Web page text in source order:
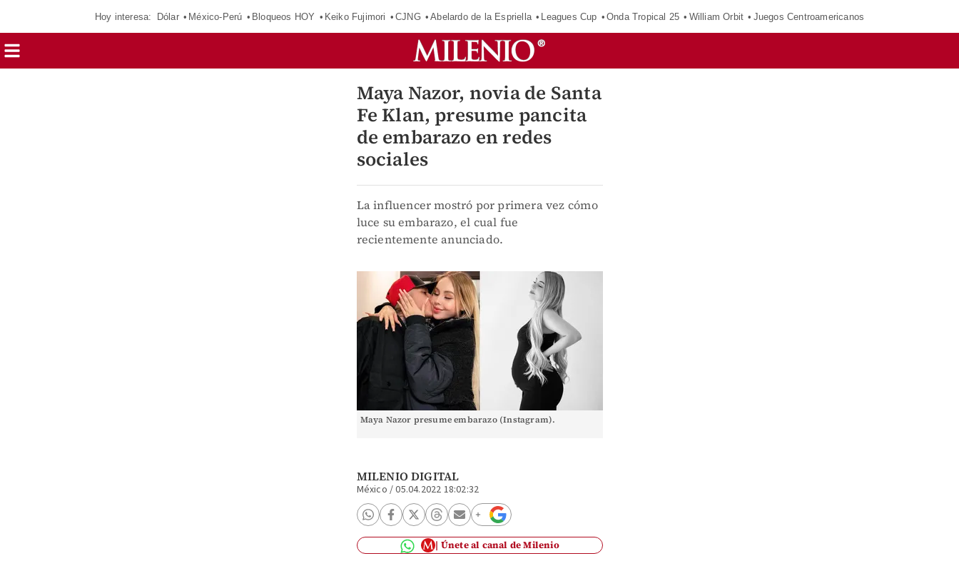
Hoy interesa: Dólar México-Perú Bloqueos HOY Keiko Fujimori CJNG Abelardo de la Espriella Leagues Cup Onda Tropical 25 William Orbit Juegos Centroamericanos
Maya Nazor, novia de Santa
Fe Klan, presume pancita
de embarazo en redes
sociales
La influencer mostró por primera vez cómo
luce su embarazo, el cual fue
recientemente anunciado.
Maya Nazor presume embarazo (Instagram).
MILENIO DIGITAL
México /05.04.2022 18:02:32
Únete al canal de Milenio